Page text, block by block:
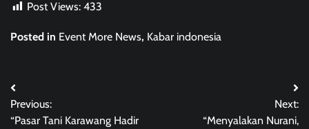
Post Views: 433
Posted in Event More News, Kabar indonesia
Post
navigation
Previous:
“Pasar Tani Karawang Hadir
Next:
“Menyalakan Nurani,